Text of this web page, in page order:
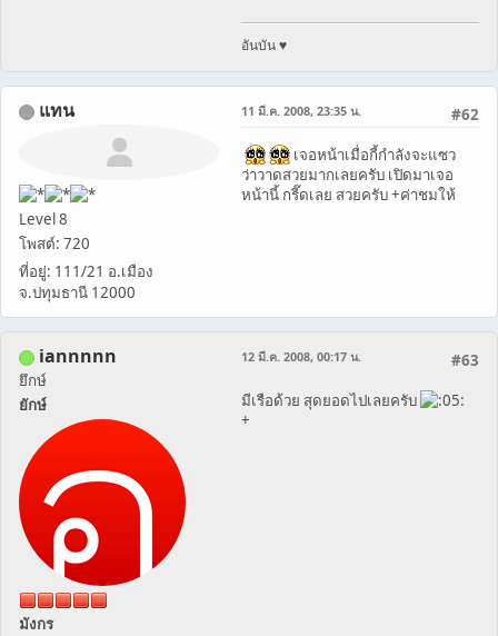
อันบัน ♥
แทน
Level 8
โพสต์: 720
ที่อยู่: 111/21 อ.เมือง
จ.ปทุมธานี 12000
#62
11 มี.ค. 2008, 23:35 น.
เจอหน้าเมื่อกี้กำลังจะแซว
ว่าวาดสวยมากเลยครับ เปิดมาเจอ
หน้านี้ กรี๊ดเลย สวยครับ +ค่าชมให้
iannnnn
ยึกษ์
ยักษ์
มังกร
#63
12 มี.ค. 2008, 00:17 น.
มีเรือด้วย สุดยอดไปเลยครับ
+